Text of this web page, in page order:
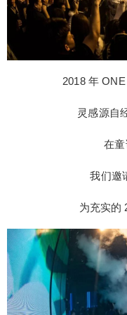
2018 年
灵感源自
在
我们邀
为充实的